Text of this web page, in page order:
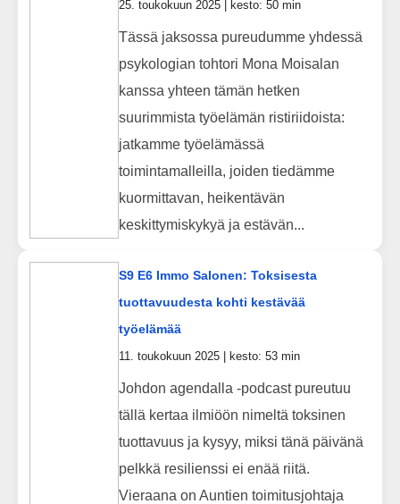
25. toukokuun 2025 | kesto: 50 min
Tässä jaksossa pureudumme yhdessä
psykologian tohtori Mona Moisalan
kanssa yhteen tämän hetken
suurimmista työelämän ristiriidoista:
jatkamme työelämässä
toimintamalleilla, joiden tiedämme
kuormittavan, heikentävän
keskittymiskykyä ja estävän...
S9 E6 Immo Salonen: Toksisesta
tuottavuudesta kohti kestävää
työelämää
11. toukokuun 2025 | kesto: 53 min
Johdon agendalla -podcast pureutuu
tällä kertaa ilmiöön nimeltä toksinen
tuottavuus ja kysyy, miksi tänä päivänä
pelkkä resilienssi ei enää riitä.
Vieraana on Auntien toimitusjohtaja